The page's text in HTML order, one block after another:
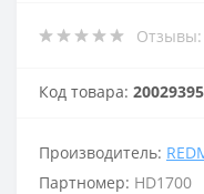
Отзывы:
Код товара: 20029395
Производитель:
Партномер: HD1700